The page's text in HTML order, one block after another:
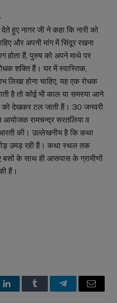
हुए नागर जी ने कहा कि नारी को
और अपनी मांग में सिंदूर रखना
होता हैं, पुरुष को अपने माथे पर
शक्ति हैं। घर में स्वास्तिक,
होना चाहिए, यह एक रोधक
है तो कोई भी काल या समस्या आने
को देखकर टल जाती हैं। 30 जनवरी
आयोजक रामचन्द्र सरतलिया व
की। उल्लेखनीय है कि कथा
उमड़ रही हैं। कथा स्थल तक
के साथ ही आसपास के ग्रामीणों
हैं।
LinkedInTumblr TelegramEmail